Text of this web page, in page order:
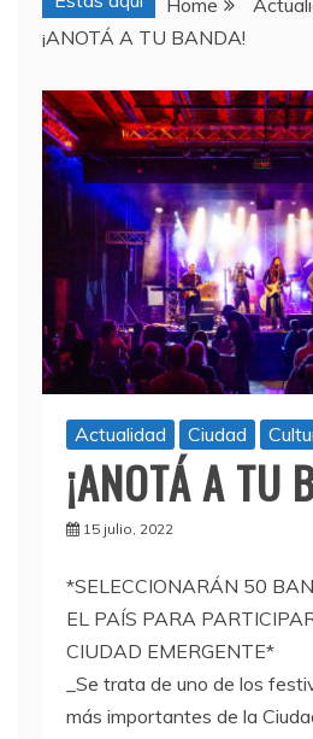
Home
¡ANOTÁ A TU BANDA!
Actualidad Ciudad
¡ANOTÁ A TU
15 julio, 2022
*SELECCIONARÁN 50
EL PAÍS PARA
CIUDAD EMERGENTE*
_Se trata de uno de los
más importantes de la